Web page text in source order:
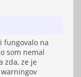
fungovalo na
som nemal
zda, ze je